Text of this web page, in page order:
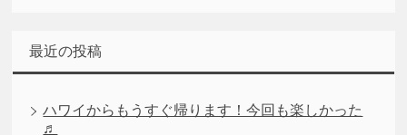
最近の投稿
ハワイからもうすぐ帰ります！今回も楽しかった
♬